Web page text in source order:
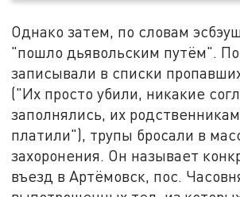
Однако затем, по словам
"пошло дьявольским путём".
записывали в списки
("Их просто убили, никакие
заполнялись, их
платили"), трупы бросали в
захоронения. Он называет
въезд в Артёмовск, пос.